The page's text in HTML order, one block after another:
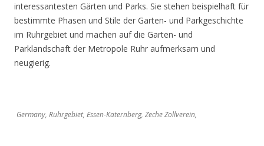
interessantesten Gärten und Parks. Sie stehen beispielhaft für
bestimmte Phasen und Stile der Garten- und Parkgeschichte
im Ruhrgebiet und machen auf die Garten- und
Parklandschaft der Metropole Ruhr aufmerksam und
neugierig.
Germany, Ruhrgebiet, Essen-Katernberg, Zeche Zollverein,